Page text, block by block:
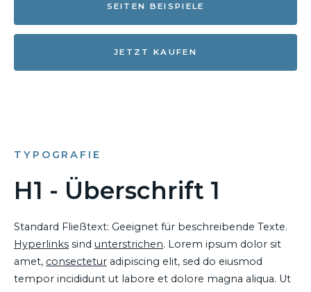
SEITEN BEISPIELE
JETZT KAUFEN
TYPOGRAFIE
H1 - Überschrift 1
Standard Fließtext: Geeignet für beschreibende Texte.
Hyperlinks sind unterstrichen. Lorem ipsum dolor sit
amet, consectetur adipiscing elit, sed do eiusmod
tempor incididunt ut labore et dolore magna aliqua. Ut